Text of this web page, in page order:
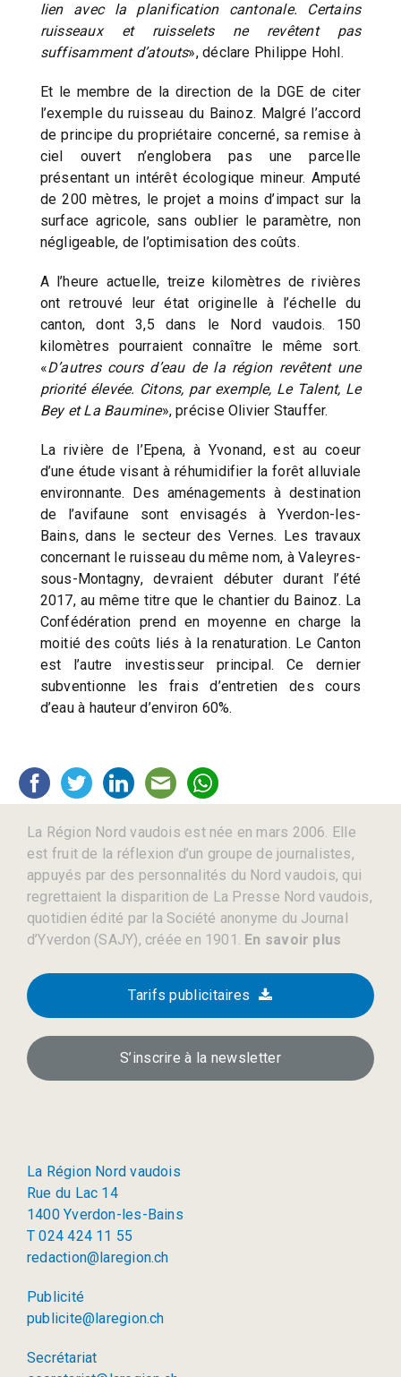
lien avec la planification cantonale. Certains
ruisseaux et ruisselets ne revêtent pas
suffisamment d’atouts», déclare Philippe Hohl.
Et le membre de la direction de la DGE de citer
l’exemple du ruisseau du Bainoz. Malgré l’accord
de principe du propriétaire concerné, sa remise à
ciel ouvert n’englobera pas une parcelle
présentant un intérêt écologique mineur. Amputé
de 200 mètres, le projet a moins d’impact sur la
surface agricole, sans oublier le paramètre, non
négligeable, de l’optimisation des coûts.
A l’heure actuelle, treize kilomètres de rivières
ont retrouvé leur état originelle à l’échelle du
canton, dont 3,5 dans le Nord vaudois. 150
kilomètres pourraient connaître le même sort.
«D’autres cours d’eau de la région revêtent une
priorité élevée. Citons, par exemple, Le Talent, Le
Bey et La Baumine», précise Olivier Stauffer.
La rivière de l’Epena, à Yvonand, est au coeur
d’une étude visant à réhumidifier la forêt alluviale
environnante. Des aménagements à destination
de l’avifaune sont envisagés à Yverdon-les-
Bains, dans le secteur des Vernes. Les travaux
concernant le ruisseau du même nom, à Valeyres-
sous-Montagny, devraient débuter durant l’été
2017, au même titre que le chantier du Bainoz. La
Confédération prend en moyenne en charge la
moitié des coûts liés à la renaturation. Le Canton
est l’autre investisseur principal. Ce dernier
subventionne les frais d’entretien des cours
d’eau à hauteur d’environ 60%.
La Région Nord vaudois est née en mars 2006. Elle
est fruit de la réflexion d’un groupe de journalistes,
appuyés par des personnalités du Nord vaudois, qui
regrettaient la disparition de La Presse Nord vaudois,
quotidien édité par la Société anonyme du Journal
d’Yverdon (SAJY), créée en 1901. En savoir plus
Tarifs publicitaires
S’inscrire à la newsletter
La Région Nord vaudois
Rue du Lac 14
1400 Yverdon-les-Bains
T 024 424 11 55
redaction@laregion.ch
Publicité
publicite@laregion.ch
Secrétariat